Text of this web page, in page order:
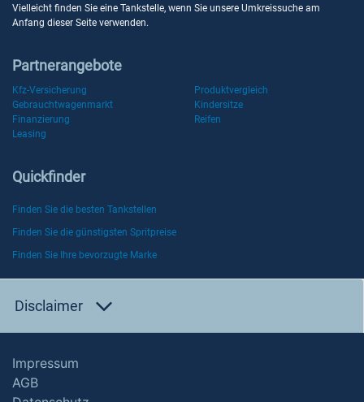
Vielleicht finden Sie eine Tankstelle, wenn Sie unsere Umkreissuche am
Anfang dieser Seite verwenden.
Partnerangebote
Kfz-Versicherung
Produktvergleich
Gebrauchtwagenmarkt
Kindersitze
Finanzierung
Reifen
Leasing
Quickfinder
Finden Sie die besten Tankstellen
Finden Sie die günstigsten Spritpreise
Finden Sie Ihre bevorzugte Marke
Disclaimer
Impressum
AGB